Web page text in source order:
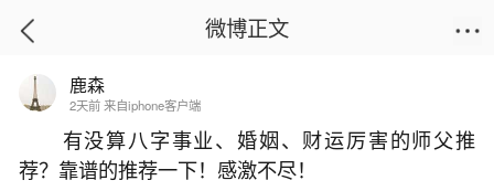
首页
90年五行属什么婚配何？
微博正文
鹿森
2天前 来自iphone客户端
有没算八字事业、婚姻、财运厉害的师父推
荐？靠谱的推荐一下！感激不尽！